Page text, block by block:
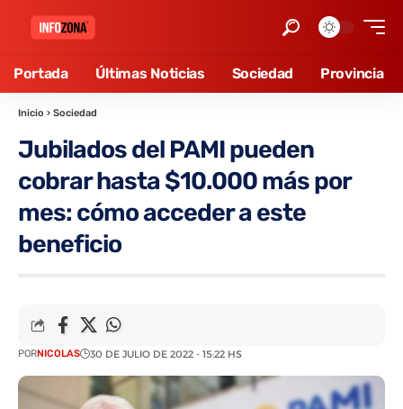
Portada Últimas Noticias Sociedad Provincia
Inicio › Sociedad
Jubilados del PAMI pueden
cobrar hasta $10.000 más por
mes: cómo acceder a este
beneficio
PORNICOLAS 30 DE JULIO DE 2022 - 15:22 HS